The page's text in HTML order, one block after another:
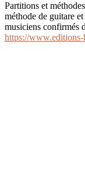
Partitions et
méthode de guitare
musiciens confirmés
https://